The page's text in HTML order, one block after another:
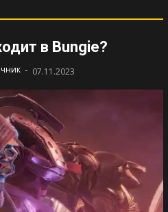
в Bungie?
- 07.11.2023